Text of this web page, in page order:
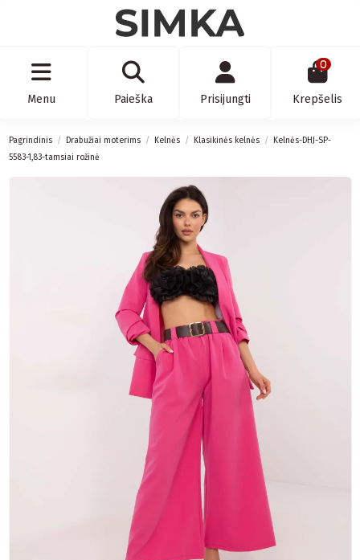
Menu Paieška Prisijungti
0
Krepšelis
Pagrindinis Drabužiai moterims Kelnės Klasikinės kelnės
Kelnės-DHJ-SP-
5583-1,83-tamsiai rožinė